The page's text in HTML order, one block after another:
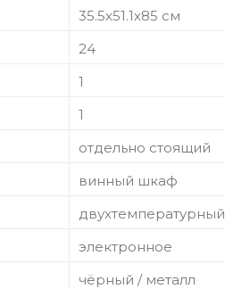
35.5x51.1x85 см
24
1
1
отдельно стоящий
винный шкаф
двухтемпературный
электронное
чёрный / металл